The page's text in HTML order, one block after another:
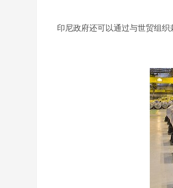
印尼政府还可以通过与世贸组